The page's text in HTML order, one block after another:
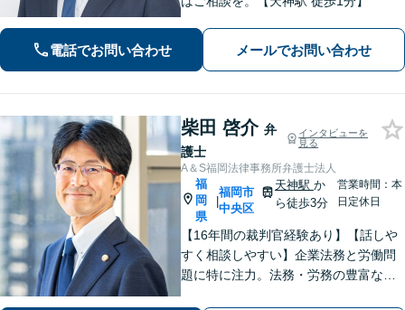
電話でお問い合わせ メールでお問い合わせ
柴田 啓介 弁
護士
インタビューを
見る
A＆S福岡法律事務所弁護士法人
福
岡
県
|
福岡市
中央区
天神駅 か
ら徒歩3分
営業時間：本
日定休日
【16年間の裁判官経験あり】【話しや
すく相談しやすい】企業法務と労働問
題に特に注力。法務・労務の豊富な知